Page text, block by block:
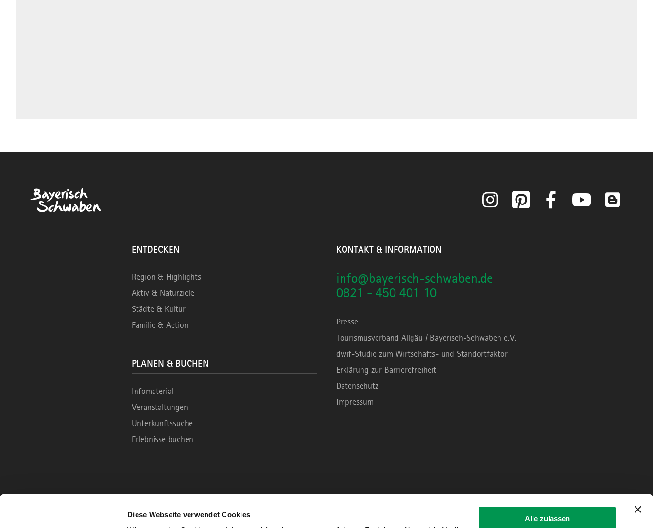
Diese Webseite verwendet Cookies
Alle zulassen
Instagram Pinterest Facebook YouTube
ENTDECKEN
Region & Highlights
Aktiv & Naturziele
Städte & Kultur
Familie & Action
PLANEN & BUCHEN
Infomaterial
Veranstaltungen
Unterkunftssuche
Erlebnisse buchen
KONTAKT & INFORMATION
info@bayerisch-schwaben.de
0821 - 450 401 10
Presse
Tourismusverband Allgäu / Bayerisch-Schwaben e.V.
dwif-Studie zum Wirtschafts- und Standortfaktor
Erklärung zur Barrierefreiheit
Datenschutz
Impressum